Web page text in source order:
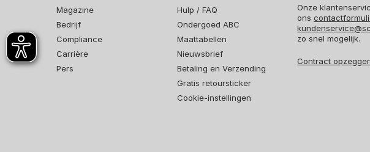
Magazine
Bedrijf
Compliance
Carrière
Pers
Hulp / FAQ
Ondergoed ABC
Maattabellen
Nieuwsbrief
Betaling en Verzending
Gratis retoursticker
Cookie-instellingen
Onze
ons
zo snel mogelijk.
Contract